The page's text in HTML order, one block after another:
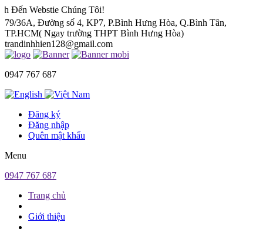
Chúng Tôi!
79/36A, Đường số 4, KP7, P.Bình Hưng Hòa, Q.Bình Tân,
TP.HCM( Ngay trường THPT Bình Hưng Hòa)
trandinhhien128@gmail.com
0947 767 687
Đăng ký
Đăng nhập
Quên mật khẩu
Menu
0947 767 687
Trang chủ
Giới thiệu